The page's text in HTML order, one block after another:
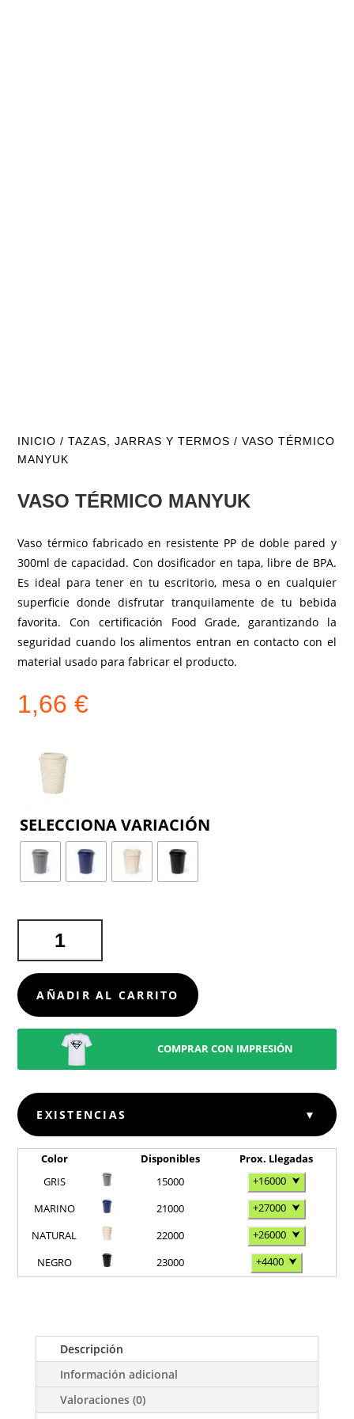
INICIO /TAZAS, JARRAS Y TERMOS / VASO TÉRMICO
MANYUK
VASO TÉRMICO MANYUK
Vaso térmico fabricado en resistente PP de doble pared y
300ml de capacidad. Con dosificador en tapa, libre de BPA.
Es ideal para tener en tu escritorio, mesa o en cualquier
superficie donde disfrutar tranquilamente de tu bebida
favorita. Con certificación Food Grade, garantizando la
seguridad cuando los alimentos entran en contacto con el
material usado para fabricar el producto.
1,66€
TÉRMICO
MANYUK
CANTIDAD
AÑADIR AL CARRITO
COMPRAR CON IMPRESIÓN
EXISTENCIAS ▼
Color Disponibles
Prox. Llegadas
GRIS
15000 +16000 ⮟
MARINO
21000 +27000 ⮟
NATURAL
22000 +26000 ⮟
NEGRO
23000 +4400 ⮟
Descripción
Información adicional
Valoraciones (0)